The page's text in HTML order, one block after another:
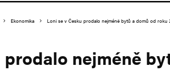
Ekonomika Loni se v Česku prodalo nejméně bytů a domů od roku
prodalo nejméně